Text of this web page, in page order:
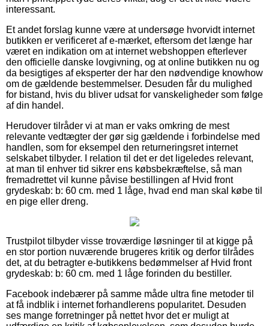
interessant.
Et andet forslag kunne være at undersøge hvorvidt internet
butikken er verificeret af e-mærket, eftersom det længe har
været en indikation om at internet webshoppen efterlever
den officielle danske lovgivning, og at online butikken nu og
da besigtiges af eksperter der har den nødvendige knowhow
om de gældende bestemmelser. Desuden får du mulighed
for bistand, hvis du bliver udsat for vanskeligheder som følge
af din handel.
Herudover tilråder vi at man er vaks omkring de mest
relevante vedtægter der gør sig gældende i forbindelse med
handlen, som for eksempel den returneringsret internet
selskabet tilbyder. I relation til det er det ligeledes relevant,
at man til enhver tid sikrer ens købsbekræftelse, så man
fremadrettet vil kunne påvise bestillingen af Hvid front
grydeskab: b: 60 cm. med 1 låge, hvad end man skal købe til
en pige eller dreng.
Trustpilot tilbyder visse troværdige løsninger til at kigge på
en stor portion nuværende brugeres kritik og derfor tilrådes
det, at du betragter e-butikkens bedømmelser af Hvid front
grydeskab: b: 60 cm. med 1 låge forinden du bestiller.
Facebook indebærer på samme måde ultra fine metoder til
at få indblik i internet forhandlerens popularitet. Desuden
ses mange forretninger på nettet hvor det er muligt at